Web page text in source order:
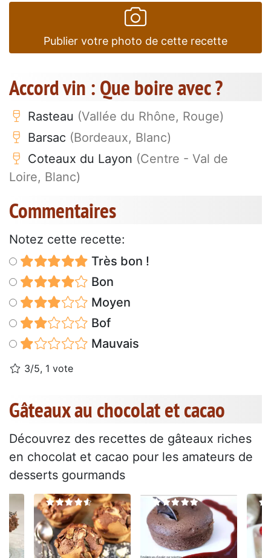
Publier votre photo de cette recette
Accord vin : Que boire avec ?
Rasteau (Vallée du Rhône, Rouge)
Barsac (Bordeaux, Blanc)
Coteaux du Layon (Centre - Val de
Loire, Blanc)
Commentaires
Notez cette recette:
Très bon !
Bon
Moyen
Bof
Mauvais
3/5, 1 vote
Gâteaux au chocolat et cacao
Découvrez des recettes de gâteaux riches
en chocolat et cacao pour les amateurs de
desserts gourmands